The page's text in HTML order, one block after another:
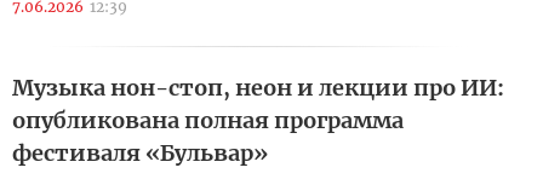
7.06.2026 12:39
Музыка нон-стоп, неон и лекции про ИИ:
опубликована полная программа
фестиваля «Бульвар»